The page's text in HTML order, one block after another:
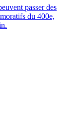
passer des
du 400e,